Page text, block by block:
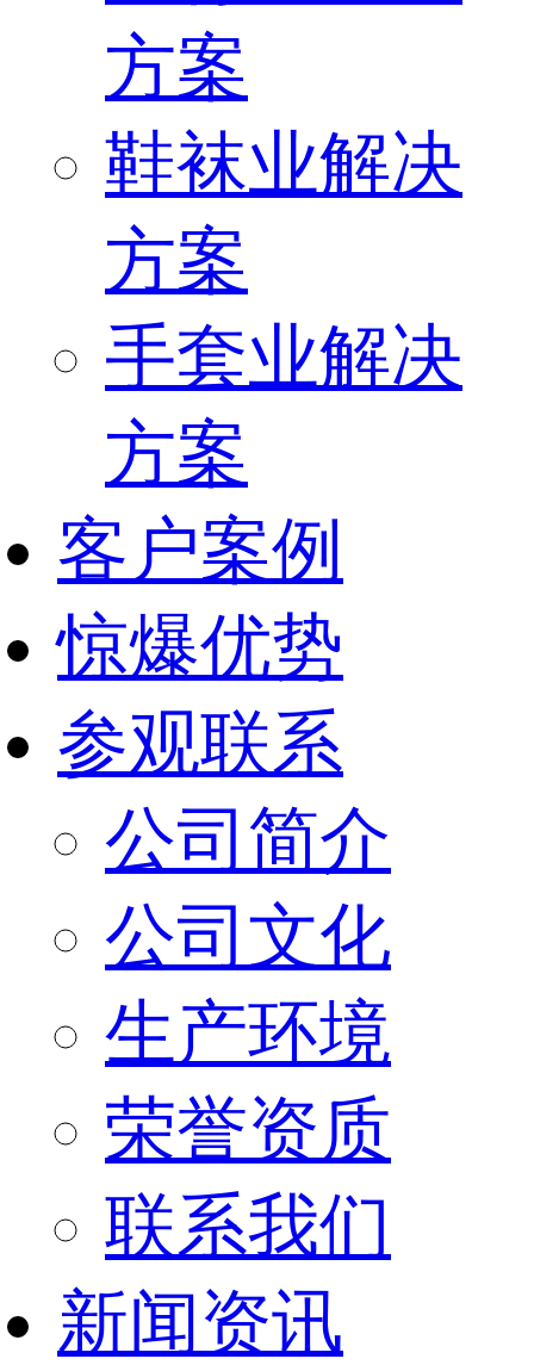
方案
鞋袜业解决
方案
手套业解决
方案
客户案例
惊爆优势
参观联系
公司简介
公司文化
生产环境
荣誉资质
联系我们
新闻资讯